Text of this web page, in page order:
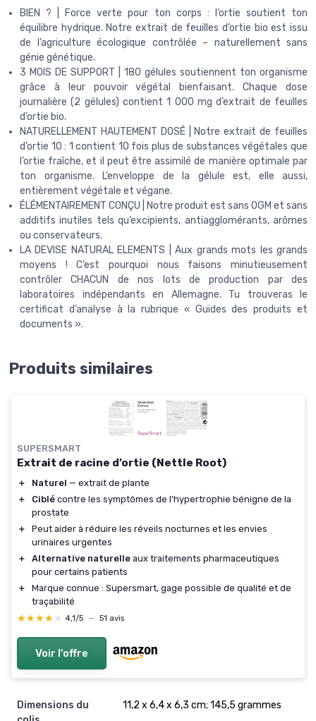
BIEN ? | Force verte pour ton corps : l’ortie soutient ton
équilibre hydrique. Notre extrait de feuilles d’ortie bio est issu
de l’agriculture écologique contrôlée – naturellement sans
génie génétique.
3 MOIS DE SUPPORT | 180 gélules soutiennent ton organisme
grâce à leur pouvoir végétal bienfaisant. Chaque dose
journalière (2 gélules) contient 1 000 mg d’extrait de feuilles
d’ortie bio.
NATURELLEMENT HAUTEMENT DOSÉ | Notre extrait de feuilles
d’ortie 10 : 1 contient 10 fois plus de substances végétales que
l’ortie fraîche, et il peut être assimilé de manière optimale par
ton organisme. L’enveloppe de la gélule est, elle aussi,
entièrement végétale et végane.
ÉLÉMENTAIREMENT CONÇU | Notre produit est sans OGM et sans
additifs inutiles tels qu’excipients, antiagglomérants, arômes
ou conservateurs.
LA DEVISE NATURAL ELEMENTS | Aux grands mots les grands
moyens ! C’est pourquoi nous faisons minutieusement
contrôler CHACUN de nos lots de production par des
laboratoires indépendants en Allemagne. Tu trouveras le
certificat d’analyse à la rubrique « Guides des produits et
documents ».
Produits similaires
SUPERSMART
Extrait de racine d’ortie (Nettle Root)
＋ Naturel — extrait de plante
＋
Ciblé contre les symptômes de l’hypertrophie bénigne de la
prostate
＋
Peut aider à réduire les réveils nocturnes et les envies
urinaires urgentes
＋
Alternative naturelle aux traitements pharmaceutiques
pour certains patients
＋
Marque connue : Supersmart, gage possible de qualité et de
traçabilité
★★★★★
★★★★★ 4,1/5 — 51 avis
Voir l'offre
Dimensions du
11,2 x 6,4 x 6,3 cm; 145,5 grammes